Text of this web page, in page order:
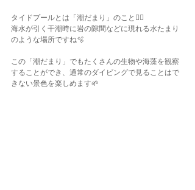
タイドプールとは「潮だまり」のこと☝🏽
海水が引く干潮時に岩の隙間などに現れる水たまり
のような場所ですね🫧
この「潮だまり」でもたくさんの生物や海藻を観察
することができ、通常のダイビングで見ることはで
きない景色を楽しめます🌱